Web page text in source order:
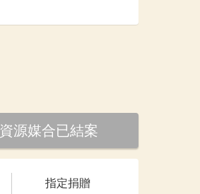
資源媒合已結案
指定捐贈